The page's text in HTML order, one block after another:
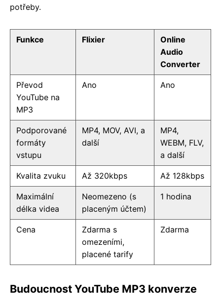
potřeby.
Funkce Flixier
Online
Audio
Converter
Převod
YouTube na
MP3
Ano Ano
Podporované
formáty
vstupu
MP4, MOV, AVI, a
další
MP4,
WEBM, FLV,
a další
Kvalita zvuku Až 320kbps Až 128kbps
Maximální
délka videa
Neomezeno (s
placeným účtem)
1 hodina
Cena
Zdarma s
omezeními,
placené tarify
Zdarma
Budoucnost YouTube MP3 konverze